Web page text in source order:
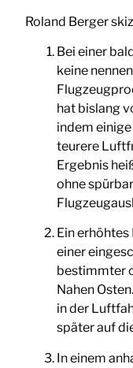
Roland Berger
Bei einer
keine
hat bislang
indem
teurere
Ergebnis
ohne
Ein
einer
bestimmter
Nahen
in der
später auf
In einem